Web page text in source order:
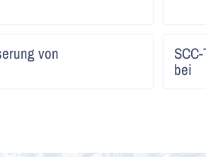
von
bei